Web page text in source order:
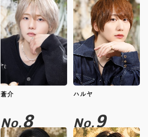
蒼介 ハルヤ
No.8 No.9